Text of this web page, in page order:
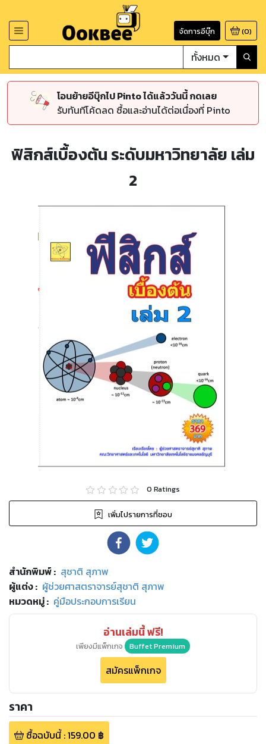
จัดการอีบุ๊ก (0)
ทั้งหมด
โอนย้ายอีบุ๊กไป Pinto ได้แล้ววันนี้ กดเลย
รับทันทีโค้ดลด ซื้อและอ่านได้ต่อเนื่องที่ Pinto
ฟิสิกส์เบื้องต้น ระดับมหาวิทยาลัย เล่ม
2
0 Ratings
เพิ่มไปรายการที่ชอบ
สำนักพิมพ์: สุชาติ สุภาพ
ผู้แต่ง : ผู้ช่วยศาสตราจารย์สุชาติ สุภาพ
หมวดหมู่: คู่มือประกอบการเรียน
อ่านเล่มนี้ ฟรี!
เพียงมีแพ็กเกจ Buffet Premium
สมัครแพ็กเกจ
ราคา
ซื้อฉบับนี้:159.00 ฿